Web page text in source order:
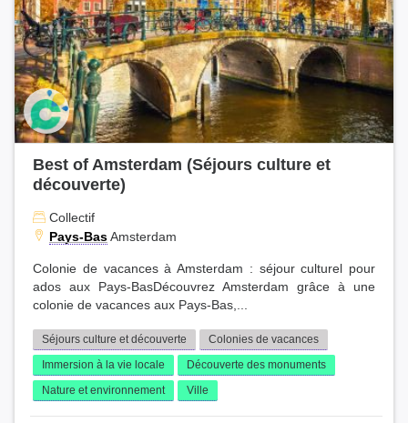
Gers (2)
Hautes-Alpes (2)
Mayotte (1)
Best of Amsterdam (Séjours culture et
découverte)
Collectif
Pays-BasAmsterdam
Colonie de vacances à Amsterdam : séjour culturel pour
ados aux Pays-BasDécouvrez Amsterdam grâce à une
colonie de vacances aux Pays-Bas,...
Séjours culture et découverte
Colonies de vacances
Immersion à la vie locale
Découverte des monuments
Nature et environnement
Ville